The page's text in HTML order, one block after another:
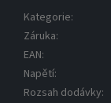
Kategorie:
Záruka:
EAN:
Napětí:
Rozsah dodávky: